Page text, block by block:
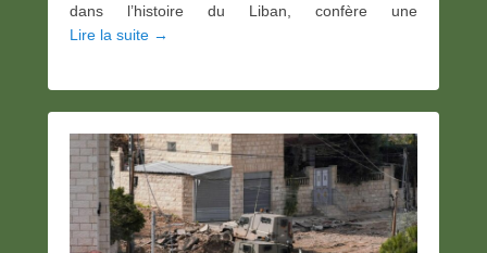
dans l’histoire du Liban, confère une
Lire la suite →